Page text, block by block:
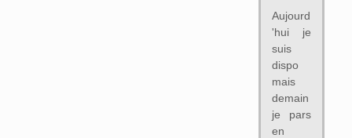
Aujourd
'hui je
suis
dispo
mais
demain
je pars
en